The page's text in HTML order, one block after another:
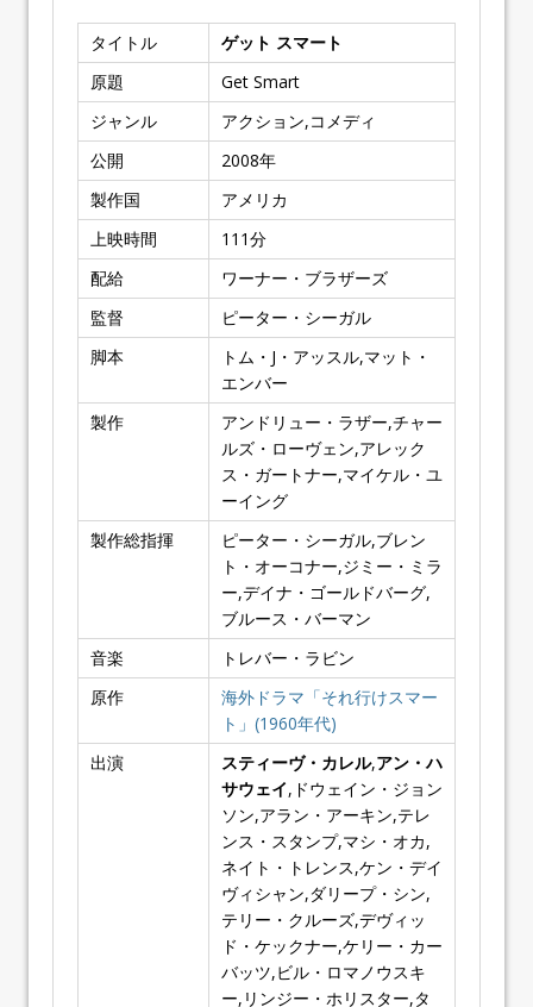
タイトル
ゲット スマート
原題
Get Smart
ジャンル
アクション,コメディ
公開
2008年
製作国
アメリカ
上映時間
111分
配給
ワーナー・ブラザーズ
監督
ピーター・シーガル
脚本
トム・J・アッスル,マット・
エンバー
製作
アンドリュー・ラザー,チャー
ルズ・ローヴェン,アレック
ス・ガートナー,マイケル・ユ
ーイング
製作総指揮
ピーター・シーガル,ブレン
ト・オーコナー,ジミー・ミラ
ー,デイナ・ゴールドバーグ,
ブルース・バーマン
音楽
トレバー・ラビン
原作
海外ドラマ「それ行けスマー
ト」(1960年代)
出演
スティーヴ・カレル,アン・ハ
サウェイ,ドウェイン・ジョン
ソン,アラン・アーキン,テレ
ンス・スタンプ,マシ・オカ,
ネイト・トレンス,ケン・デイ
ヴィシャン,ダリープ・シン,
テリー・クルーズ,デヴィッ
ド・ケックナー,ケリー・カー
バッツ,ビル・ロマノウスキ
ー,リンジー・ホリスター,タ